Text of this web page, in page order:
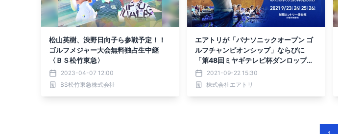
松山英樹、渋野日向子ら参戦予定！！
ゴルフメジャー大会無料独占生中継
〈ＢＳ松竹東急〉
2023-04-07 12:00
BS松竹東急株式会社
エアトリが「パナソニックオープン ゴ
ルフチャンピオンシップ」ならびに
「第48回ミヤギテレビ杯ダンロップ女
子オープンゴルフトーナメント」に協
賛！TV-CM放映・会場内にエアトリロ
ゴを掲出！
2021-09-22 15:30
株式会社エアトリ